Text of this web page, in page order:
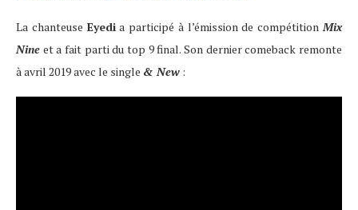
La chanteuse Eyedia participé à l’émission de compétitionMix
Nine et a fait parti du top 9 final. Son dernier comeback remonte
à avril 2019 avec le single & New :